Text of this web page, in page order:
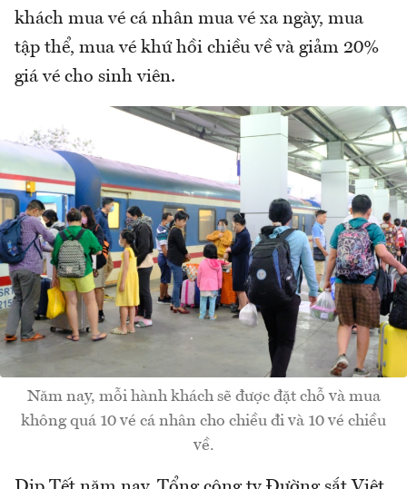
khách mua vé cá nhân mua vé xa ngày, mua
tập thể, mua vé khứ hồi chiều về và giảm 20%
giá vé cho sinh viên.
Năm nay, mỗi hành khách sẽ được đặt chỗ và mua
không quá 10 vé cá nhân cho chiều đi và 10 vé chiều
về.